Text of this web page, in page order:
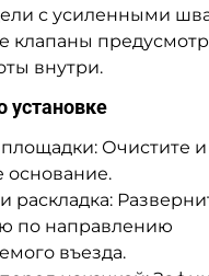
с усиленными
клапаны
внутри.
установке
Очистите и
основание.
раскладка:
по направлению
въезда.